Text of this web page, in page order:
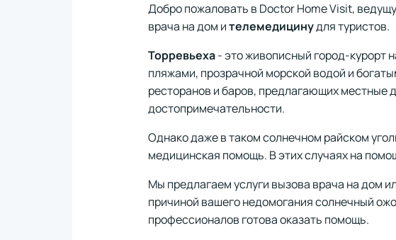
Добро пожаловать в Doctor Home Visit,
врача на дом ителемедицинудля туристов.
Торревьеха- это живописный город-курорт
пляжами, прозрачной морской водой и
ресторанов и баров, предлагающих местные
достопримечательности.
Однако даже в таком солнечном райском
медицинская помощь. В этих случаях на
Мы предлагаем услуги вызова врача на дом
причиной вашего недомогания солнечный
профессионалов готова оказать помощь.